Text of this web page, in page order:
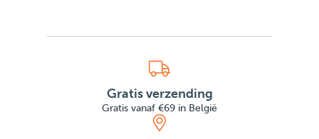
Gratis verzending
Gratis vanaf €69 in België